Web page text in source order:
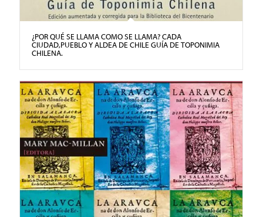
¿POR QUÉ SE LLAMA COMO SE LLAMA? CADA
CIUDAD,PUEBLO Y ALDEA DE CHILE GUÍA DE TOPONIMIA
CHILENA.